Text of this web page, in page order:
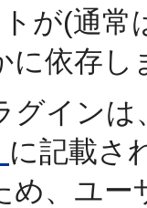
が(通
に依存し
グインは
に記載さ
め、ユ